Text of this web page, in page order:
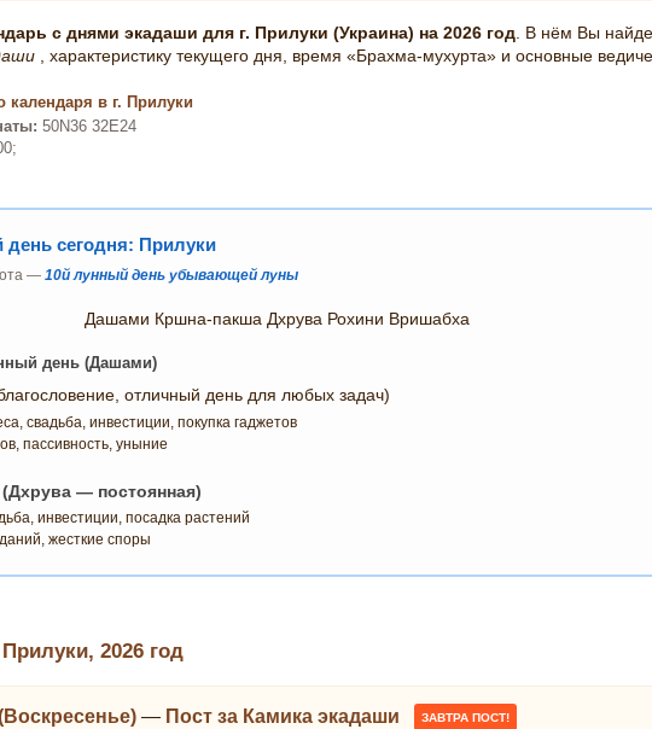
с днями экадаши для г. Прилуки (Украина) на 2026 год . В нём Вы
, характеристику текущего дня, время «Брахма-мухурта» и основные
календаря в г. Прилуки
50N36 32E24
сегодня: Прилуки
— 10й лунный день убывающей луны
Дашами Кршна-пакша Дхрува Рохини Вришабха
день (Дашами)
отличный день для любых задач)
свадьба, инвестиции, покупка гаджетов
пассивность, уныние
— постоянная)
инвестиции, посадка растений
жесткие споры
2026 год
— Пост за Камика экадаши ЗАВТРА ПОСТ!